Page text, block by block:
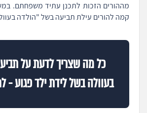
מההורים הזכות לתכנן עתיד משפחתם.
קמה להורים עילת תביעה בשל "הולדה
כל מה שצריך לדעת על
בעוולה בשל לידת ילד פגוע -